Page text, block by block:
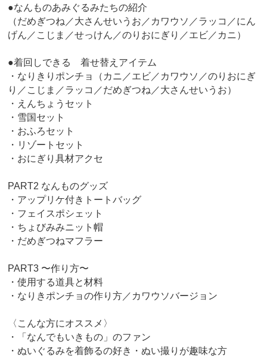
●なんものあみぐるみたちの紹介
（だめぎつね／大さんせいうお／カワウソ／ラッコ／にん
げん／こじま／せっけん／のりおにぎり／エビ／カニ）
●着回しできる 着せ替えアイテム
・なりきりポンチョ（カニ／エビ／カワウソ／のりおにぎ
り／こじま／ラッコ／だめぎつね／大さんせいうお）
・えんちょうセット
・雪国セット
・おふろセット
・リゾートセット
・おにぎり具材アクセ
PART2 なんものグッズ
・アップリケ付きトートバッグ
・フェイスポシェット
・ちょびみみニット帽
・だめぎつねマフラー
PART3 〜作り方〜
・使用する道具と材料
・なりきポンチョの作り方／カワウソバージョン
〈こんな方にオススメ〉
・「なんでもいきもの」のファン
・ぬいぐるみを着飾るの好き・ぬい撮りが趣味な方